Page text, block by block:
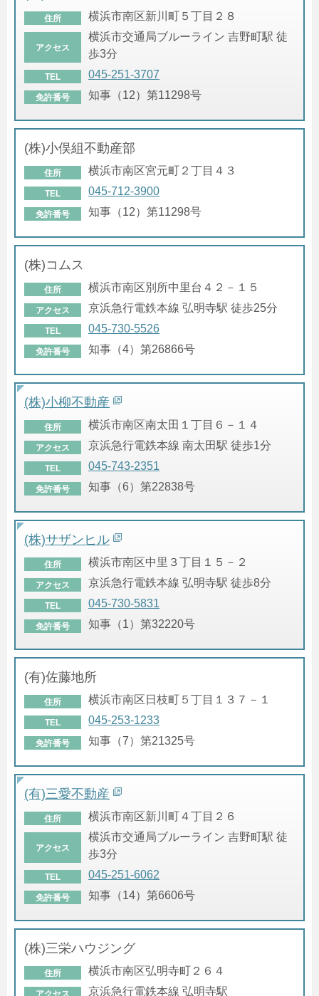
住所 横浜市南区新川町５丁目２８
アクセス
横浜市交通局ブルーライン 吉野町駅 徒
歩3分
TEL 045-251-3707
免許番号 知事（12）第11298号
(株)小俣組不動産部
住所 横浜市南区宮元町２丁目４３
TEL 045-712-3900
免許番号 知事（12）第11298号
(株)コムス
住所 横浜市南区別所中里台４２－１５
アクセス 京浜急行電鉄本線 弘明寺駅 徒歩25分
TEL 045-730-5526
免許番号 知事（4）第26866号
(株)小柳不動産
住所 横浜市南区南太田１丁目６－１４
アクセス 京浜急行電鉄本線 南太田駅 徒歩1分
TEL 045-743-2351
免許番号 知事（6）第22838号
(株)サザンヒル
住所 横浜市南区中里３丁目１５－２
アクセス 京浜急行電鉄本線 弘明寺駅 徒歩8分
TEL 045-730-5831
免許番号 知事（1）第32220号
(有)佐藤地所
住所 横浜市南区日枝町５丁目１３７－１
TEL 045-253-1233
免許番号 知事（7）第21325号
(有)三愛不動産
住所 横浜市南区新川町４丁目２６
アクセス
横浜市交通局ブルーライン 吉野町駅 徒
歩3分
TEL 045-251-6062
免許番号 知事（14）第6606号
(株)三栄ハウジング
住所 横浜市南区弘明寺町２６４
アクセス 京浜急行電鉄本線 弘明寺駅